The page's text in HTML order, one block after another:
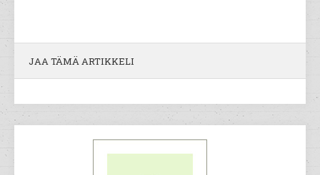
JAA TÄMÄ ARTIKKELI